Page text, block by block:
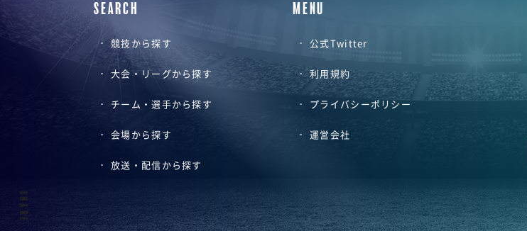
SEARCH
競技から探す
大会・リーグから探す
チーム・選手から探す
会場から探す
放送・配信から探す
MENU
公式Twitter
利用規約
プライバシーポリシー
運営会社
SHARE